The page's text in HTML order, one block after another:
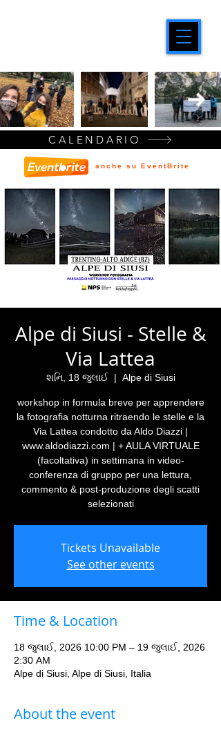
Alpe di Siusi - Stelle &
Via Lattea
શનિ, 18 જુલાઈ
  |
Alpe di Siusi
workshop in formula breve per apprendere
la fotografia notturna ritraendo le stelle e la
Via Lattea condotto da Aldo Diazzi |
www.aldodiazzi.com | + AULA VIRTUALE
(facoltativa) in settimana in video-
conferenza di gruppo per una lettura,
commento & post-produzione degli scatti
selezionati
Tickets Unavailable
See other events
Time & Location
18 જુલાઈ, 2026 10:00 PM – 19 જુલાઈ, 2026
2:30 AM
Alpe di Siusi, Alpe di Siusi, Italia
About the event
CALENDARIO
anche su EventBrite